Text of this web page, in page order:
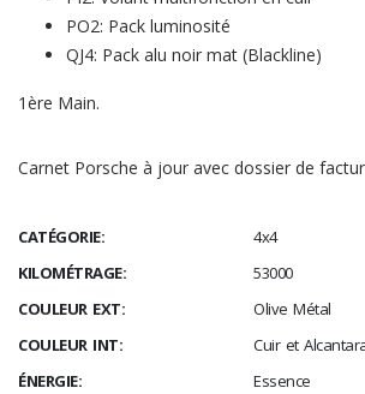
PO2: Pack luminosité
QJ4: Pack alu noir mat (Blackline)
1ère Main.
Carnet Porsche à jour avec dossier de
CATÉGORIE:
4x4
KILOMÉTRAGE:
53000
COULEUR EXT:
Olive Métal
COULEUR INT:
Cuir et
ÉNERGIE:
Essence